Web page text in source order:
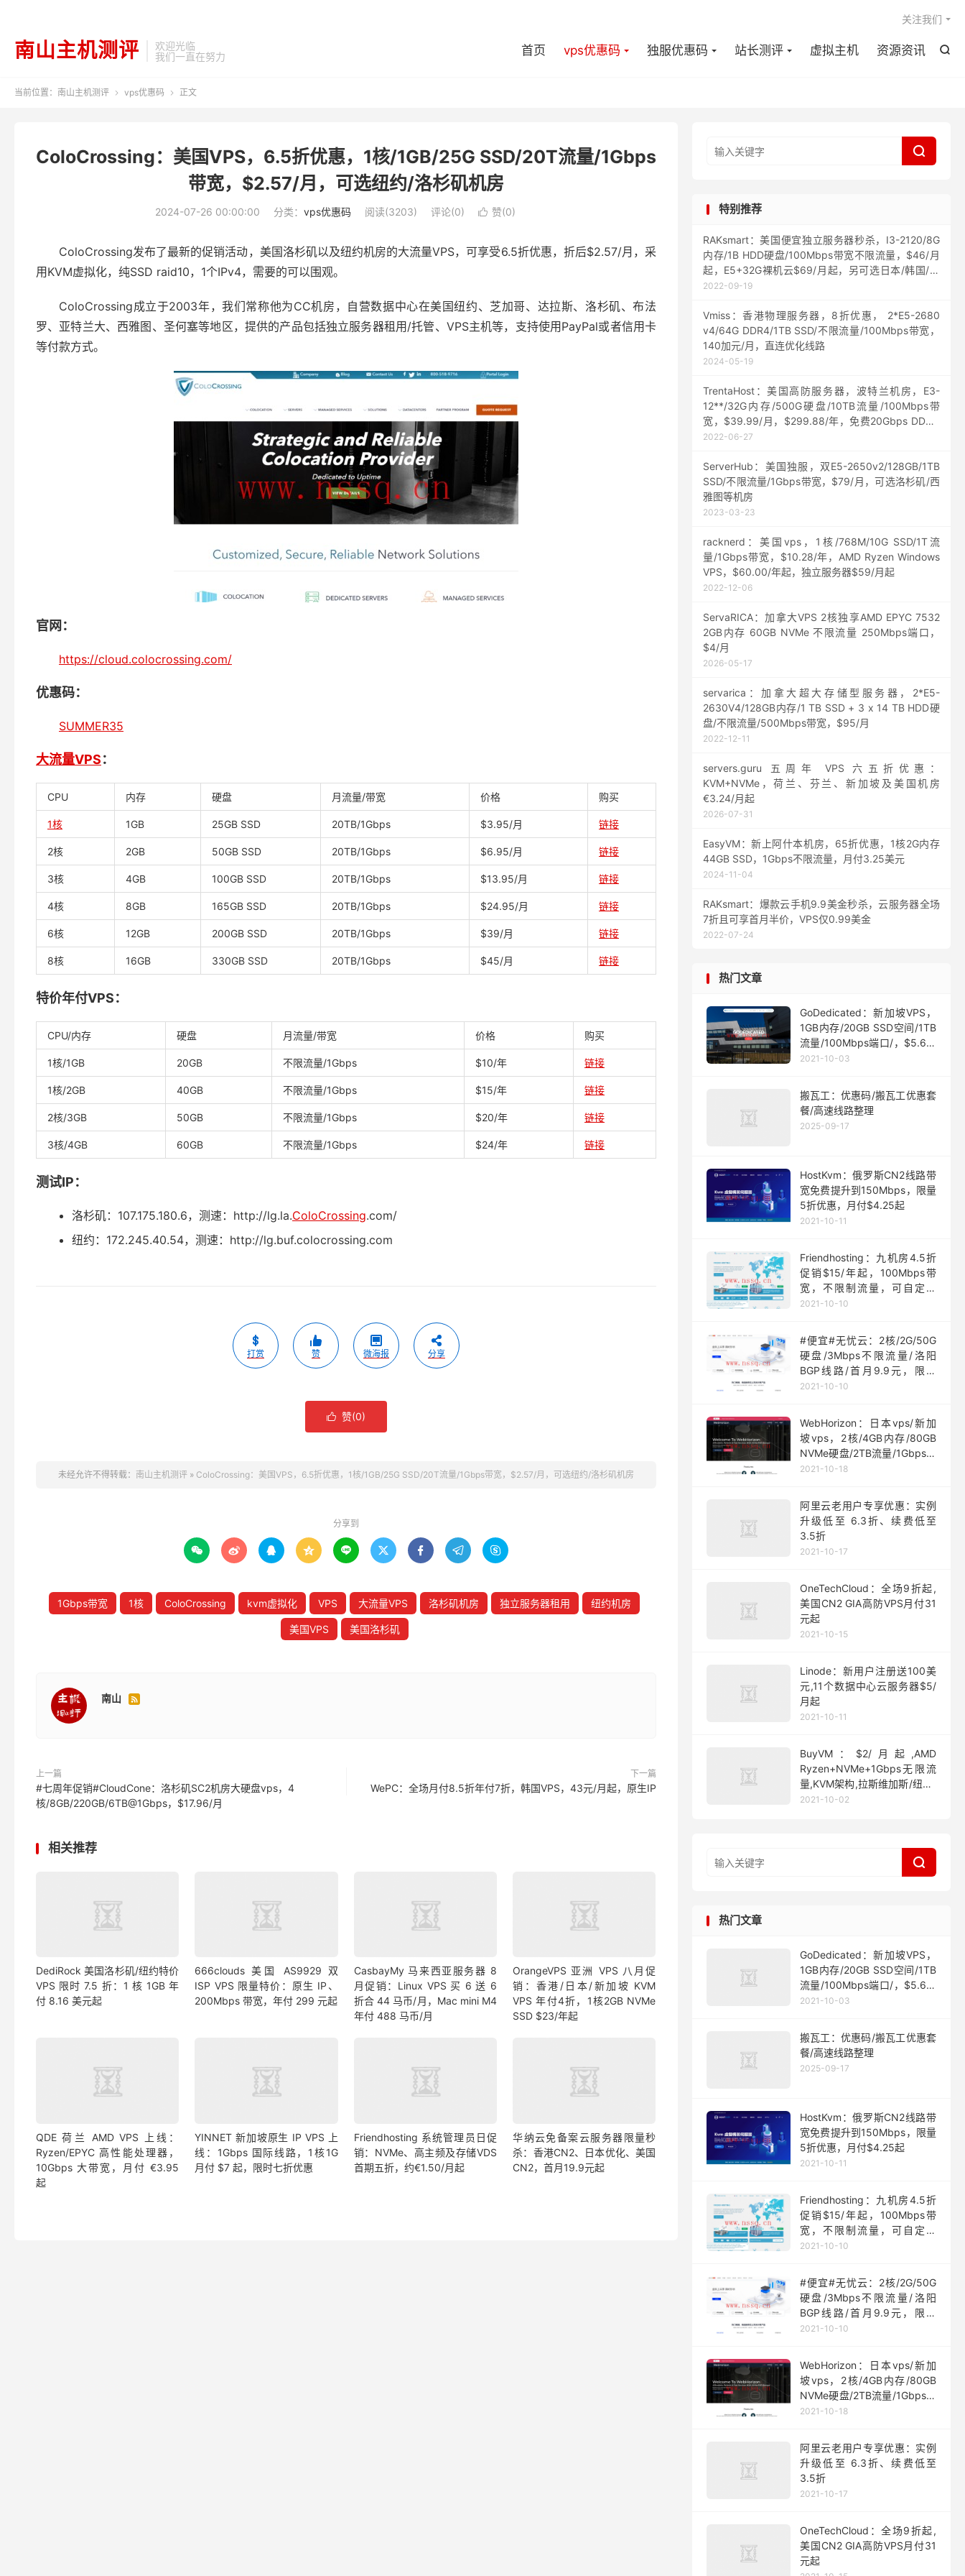
南山主机测评
欢迎光临
我们一直在努力

首页 vps优惠码 独服优惠码 站长测评 虚拟主机 资源资讯
关注我们
当前位置： 南山主机测评  vps优惠码  正文
ColoCrossing：美国VPS，6.5折优惠，1核/1GB/25G SSD/20T流量/1Gbps
带宽，$2.57/月，可选纽约/洛杉矶机房
2024-07-26 00:00:00 分类： vps优惠码 阅读(3203) 评论(0)  赞(0)
ColoCrossing发布了最新的促销活动，美国洛杉矶以及纽约机房的大流量VPS，可享受6.5折优惠，折后$2.57/月，采
用KVM虚拟化，纯SSD raid10，1个IPv4，需要的可以围观。
ColoCrossing成立于2003年，我们常称他为CC机房，自营数据中心在美国纽约、芝加哥、达拉斯、洛杉矶、布法
罗、亚特兰大、西雅图、圣何塞等地区，提供的产品包括独立服务器租用/托管、VPS主机等，支持使用PayPal或者信用卡
等付款方式。
官网：
https://cloud.colocrossing.com/
优惠码：
SUMMER35
大流量VPS：
CPU 内存 硬盘 月流量/带宽 价格 购买
1核 1GB 25GB SSD 20TB/1Gbps $3.95/月 链接
2核 2GB 50GB SSD 20TB/1Gbps $6.95/月 链接
3核 4GB 100GB SSD 20TB/1Gbps $13.95/月 链接
4核 8GB 165GB SSD 20TB/1Gbps $24.95/月 链接
6核 12GB 200GB SSD 20TB/1Gbps $39/月 链接
8核 16GB 330GB SSD 20TB/1Gbps $45/月 链接
特价年付VPS：
CPU/内存 硬盘 月流量/带宽 价格 购买
1核/1GB 20GB 不限流量/1Gbps $10/年 链接
1核/2GB 40GB 不限流量/1Gbps $15/年 链接
2核/3GB 50GB 不限流量/1Gbps $20/年 链接
3核/4GB 60GB 不限流量/1Gbps $24/年 链接
测试IP：
洛杉矶：107.175.180.6，测速：http://lg.la.ColoCrossing.com/
纽约：172.245.40.54，测速：http://lg.buf.colocrossing.com
打赏 赞 微海报 分享
 赞(0)
未经允许不得转载： 南山主机测评 » ColoCrossing：美国VPS，6.5折优惠，1核/1GB/25G SSD/20T流量/1Gbps带宽，$2.57/月，可选纽约/洛杉矶机房
分享到
        
1Gbps带宽 1核 ColoCrossing kvm虚拟化 VPS 大流量VPS 洛杉矶机房 独立服务器租用 纽约机房
美国VPS 美国洛杉矶
南山 
上一篇
#七周年促销#CloudCone：洛杉矶SC2机房大硬盘vps，4
核/8GB/220GB/6TB@1Gbps，$17.96/月
下一篇
WePC：全场月付8.5折年付7折，韩国VPS，43元/月起，原生IP
相关推荐
DediRock 美国洛杉矶/纽约特价
VPS 限时 7.5 折：1 核 1GB 年
付 8.16 美元起
666clouds 美国 AS9929 双
ISP VPS 限量特价：原生 IP、
200Mbps 带宽，年付 299 元起
CasbayMy 马来西亚服务器 8
月促销：Linux VPS 买 6 送 6
折合 44 马币/月，Mac mini M4
年付 488 马币/月
OrangeVPS 亚洲 VPS 八月促
销：香港/日本/新加坡 KVM
VPS 年付4折，1核2GB NVMe
SSD $23/年起
QDE 荷兰 AMD VPS 上线：
Ryzen/EPYC 高性能处理器，
10Gbps 大带宽，月付 €3.95
起
YINNET 新加坡原生 IP VPS 上
线：1Gbps 国际线路，1核1G
月付 $7 起，限时七折优惠
Friendhosting 系统管理员日促
销：NVMe、高主频及存储VDS
首期五折，约€1.50/月起
华纳云免备案云服务器限量秒
杀：香港CN2、日本优化、美国
CN2，首月19.9元起

特别推荐
RAKsmart：美国便宜独立服务器秒杀，I3-2120/8G
内存/1B HDD硬盘/100Mbps带宽不限流量，$46/月
起，E5+32G裸机云$69/月起，另可选日本/韩国/香
港机房
2022-09-19
Vmiss：香港物理服务器，8折优惠， 2*E5-2680
v4/64G DDR4/1TB SSD/不限流量/100Mbps带宽，
140加元/月，直连优化线路
2024-05-19
TrentaHost：美国高防服务器，波特兰机房，E3-
12**/32G内存/500G硬盘/10TB流量/100Mbps带
宽，$39.99/月，$299.88/年，免费20Gbps DDOS
防护
2022-06-27
ServerHub：美国独服，双E5-2650v2/128GB/1TB
SSD/不限流量/1Gbps带宽，$79/月，可选洛杉矶/西
雅图等机房
2023-03-23
racknerd：美国vps，1核/768M/10G SSD/1T流
量/1Gbps带宽，$10.28/年，AMD Ryzen Windows
VPS，$60.00/年起，独立服务器$59/月起
2022-12-06
ServaRICA：加拿大VPS 2核独享AMD EPYC 7532
2GB内存 60GB NVMe 不限流量 250Mbps端口，
$4/月
2026-05-17
servarica：加拿大超大存储型服务器，2*E5-
2630V4/128GB内存/1 TB SSD + 3 x 14 TB HDD硬
盘/不限流量/500Mbps带宽，$95/月
2022-12-11
servers.guru 五周年 VPS 六五折优惠：
KVM+NVMe，荷兰、芬兰、新加坡及美国机房
€3.24/月起
2026-07-31
EasyVM：新上阿什本机房，65折优惠，1核2G内存
44GB SSD，1Gbps不限流量，月付3.25美元
2024-11-04
RAKsmart：爆款云手机9.9美金秒杀，云服务器全场
7折且可享首月半价，VPS仅0.99美金
2022-07-24
热门文章
GoDedicated：新加坡VPS，
1GB内存/20GB SSD空间/1TB
流量/100Mbps端口/，$5.63/
月起
2021-10-03
搬瓦工：优惠码/搬瓦工优惠套
餐/高速线路整理
2025-09-17
HostKvm：俄罗斯CN2线路带
宽免费提升到150Mbps，限量
5折优惠，月付$4.25起
2021-10-11
Friendhosting：九机房4.5折
促销$15/年起，100Mbps带
宽，不限制流量，可自定义
ISO
2021-10-10
#便宜#无忧云：2核/2G/50G
硬盘/3Mbps不限流量/洛阳
BGP线路/首月9.9元，限量
200台
2021-10-10
WebHorizon：日本vps/新加
坡vps，2核/4GB内存/80GB
NVMe硬盘/2TB流量/1Gbps端
口，$5/月起
2021-10-18
阿里云老用户专享优惠：实例
升级低至 6.3折、续费低至
3.5折
2021-10-17
OneTechCloud：全场9折起,
美国CN2 GIA高防VPS月付31
元起
2021-10-15
Linode：新用户注册送100美
元,11个数据中心云服务器$5/
月起
2021-10-11
BuyVM：$2/月起,AMD
Ryzen+NVMe+1Gbps无限流
量,KVM架构,拉斯维加斯/纽约/
迈阿密
2021-10-02

热门文章
GoDedicated：新加坡VPS，
1GB内存/20GB SSD空间/1TB
流量/100Mbps端口/，$5.63/
月起
2021-10-03
搬瓦工：优惠码/搬瓦工优惠套
餐/高速线路整理
2025-09-17
HostKvm：俄罗斯CN2线路带
宽免费提升到150Mbps，限量
5折优惠，月付$4.25起
2021-10-11
Friendhosting：九机房4.5折
促销$15/年起，100Mbps带
宽，不限制流量，可自定义
ISO
2021-10-10
#便宜#无忧云：2核/2G/50G
硬盘/3Mbps不限流量/洛阳
BGP线路/首月9.9元，限量
200台
2021-10-10
WebHorizon：日本vps/新加
坡vps，2核/4GB内存/80GB
NVMe硬盘/2TB流量/1Gbps端
口，$5/月起
2021-10-18
阿里云老用户专享优惠：实例
升级低至 6.3折、续费低至
3.5折
2021-10-17
OneTechCloud：全场9折起,
美国CN2 GIA高防VPS月付31
元起